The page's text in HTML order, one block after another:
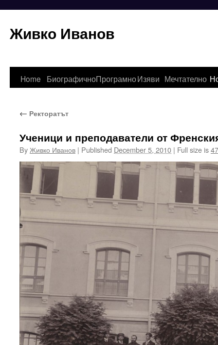
Живко Иванов
Skip
content
Home БиографичноПрограмноИзяви Мечтателно
← Ректоратът
Ученици и преподаватели от
By Живко Иванов | Published December 5, 2010 | Full size is